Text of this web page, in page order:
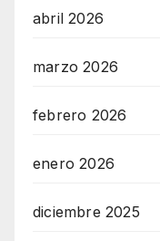
abril 2026
marzo 2026
febrero 2026
enero 2026
diciembre 2025